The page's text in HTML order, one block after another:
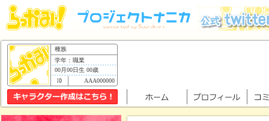
種族
学年：職業
00月00日生 00歳
AAA000000